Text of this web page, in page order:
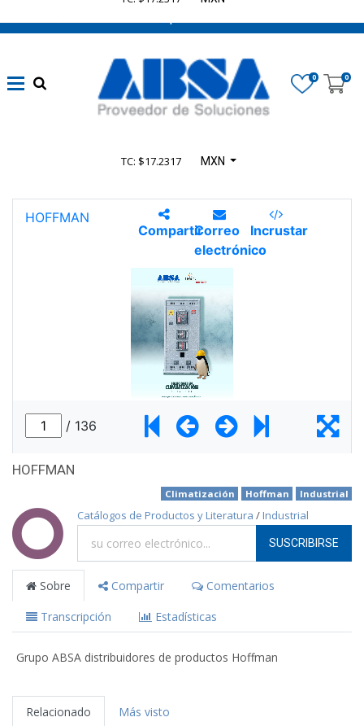
0 0
TC: $17.2317 MXN
HOFFMAN
Industrial
Hoffman
Climatización
Catálogos de Productos y Literatura / Industrial
SUSCRIBIRSE
Sobre Compartir
Comentarios
Transcripción
Estadísticas
Grupo ABSA distribuidores de productos Hoffman
Relacionado Más visto